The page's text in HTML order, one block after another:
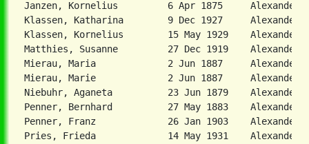
Janzen, Kornelius         6 Apr 1875
Klassen, Katharina        9 Dec 1927
Klassen, Kornelius        15 May 1929
Matthies, Susanne         27 Dec 1919
Mierau, Maria             2 Jun 1887
Mierau, Marie             2 Jun 1887
Niebuhr, Aganeta          23 Jun 1879
Penner, Bernhard          27 May 1883
Penner, Franz             26 Jan 1903
Pries, Frieda             14 May 1931